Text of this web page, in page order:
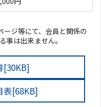
ジ等にて、会員と関係の
事は出来ません。
[30KB]
表[68KB]